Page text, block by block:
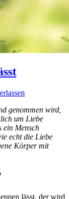
genommen wird,
um Liebe
ein Mensch
echt die Liebe
Körper mit
lässt, der wird